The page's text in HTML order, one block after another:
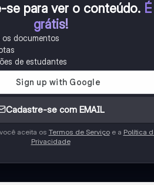
se para ver o conteúdo. É
grátis!
documentos
de estudantes
Cadastre-se com EMAIL
aceita os Termos de Serviçoe a Política
Privacidade